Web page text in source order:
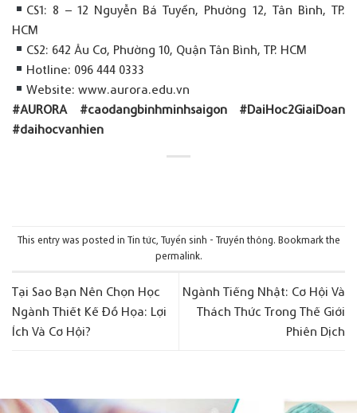
CS1: 8 – 12 Nguyễn Bá Tuyển, Phường 12, Tân Bình, TP.
HCM
CS2: 642 Âu Cơ, Phường 10, Quận Tân Bình, TP. HCM
Hotline: 096 444 0333
Website:www.aurora.edu.vn
#AURORA #caodangbinhminhsaigon #DaiHoc2GiaiDoan
#daihocvanhien
This entry was posted in Tin tức, Tuyển sinh - Truyền thông. Bookmark the
permalink.
Tại Sao Bạn Nên Chọn Học
Ngành Thiết Kế Đồ Họa: Lợi
Ích Và Cơ Hội?
Ngành Tiếng Nhật: Cơ Hội Và
Thách Thức Trong Thế Giới
Phiên Dịch